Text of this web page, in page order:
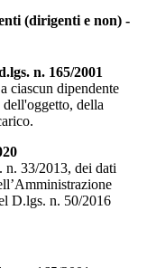
(dirigenti e non) -
n. 165/2001
ciascun dipendente
della
n. 33/2013, dei dati
D.lgs. n. 50/2016